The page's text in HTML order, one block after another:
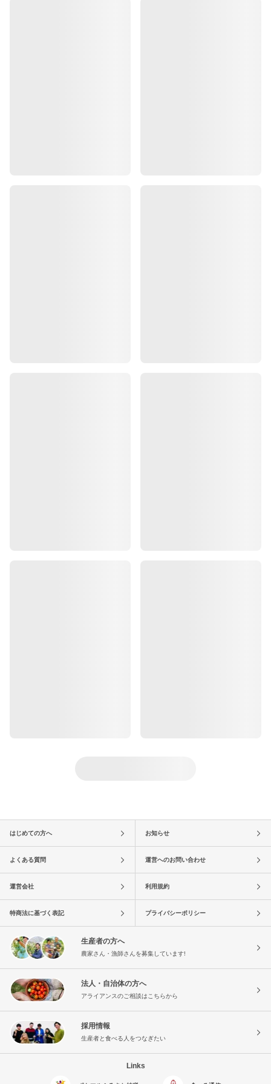
はじめての方へ お知らせ
よくある質問 運営へのお問い合わせ
運営会社 利用規約
特商法に基づく表記 プライバシーポリシー
生産者の方へ
農家さん・漁師さんを募集しています!
法人・自治体の方へ
アライアンスのご相談はこちらから
採用情報
生産者と食べる人をつなぎたい
Links